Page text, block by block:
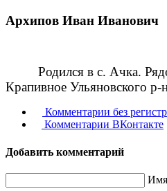
Архипов Иван Иванович
Родился в с. Ачка.
Крапивное Ульяновского
Комментарии без
Комментарии ВКонтакте
Добавить комментарий
Имя